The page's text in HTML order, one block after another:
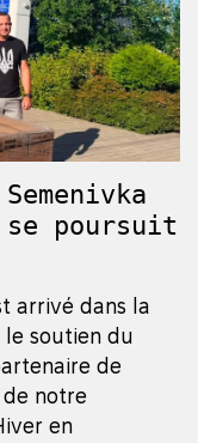
poursuit
arrivé dans la
le soutien du
de
de notre
en